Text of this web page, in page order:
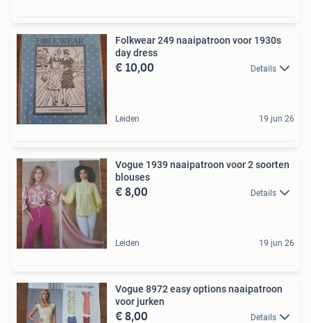
Folkwear 249 naaipatroon voor 1930s
day dress
€ 10,00 Details
Leiden 19 jun 26
Vogue 1939 naaipatroon voor 2 soorten
blouses
€ 8,00 Details
Leiden 19 jun 26
Vogue 8972 easy options naaipatroon
voor jurken
€ 8,00 Details